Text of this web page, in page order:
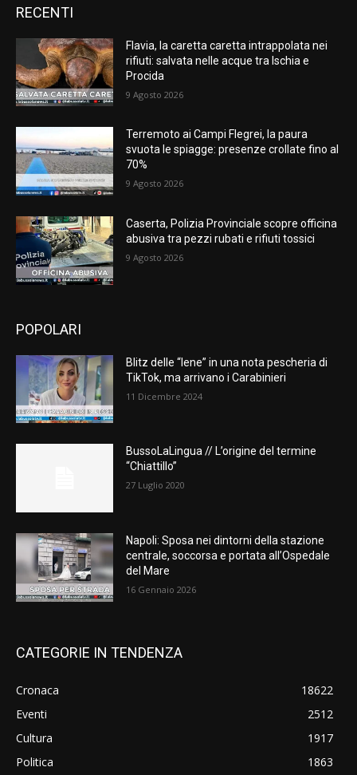
RECENTI
Flavia, la caretta caretta intrappolata nei
rifiuti: salvata nelle acque tra Ischia e
Procida
9 Agosto 2026
Terremoto ai Campi Flegrei, la paura
svuota le spiagge: presenze crollate fino al
70%
9 Agosto 2026
Caserta, Polizia Provinciale scopre officina
abusiva tra pezzi rubati e rifiuti tossici
9 Agosto 2026
POPOLARI
Blitz delle “Iene” in una nota pescheria di
TikTok, ma arrivano i Carabinieri
11 Dicembre 2024
BussoLaLingua // L’origine del termine
“Chiattillo”
27 Luglio 2020
Napoli: Sposa nei dintorni della stazione
centrale, soccorsa e portata all’Ospedale
del Mare
16 Gennaio 2026
CATEGORIE IN TENDENZA
Cronaca
18622
Eventi
2512
Cultura
1917
Politica
1863